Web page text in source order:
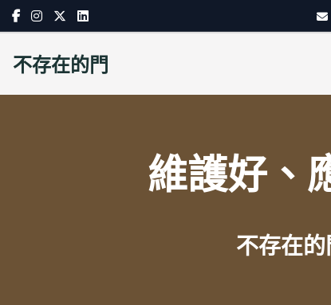
Skip
不存在的門
維護好、
不存在的